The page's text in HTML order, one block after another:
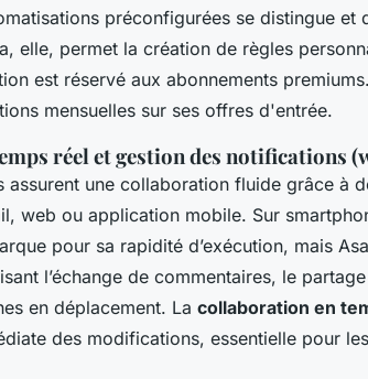
préconfigurées se distingue et
elle, permet la création de règles
est réservé aux abonnements
mensuelles sur ses offres d'entrée.
réel et gestion des notifications
assurent une collaboration fluide grâce à
web ou application mobile. Sur
pour sa rapidité d’exécution, mais
l’échange de commentaires, le
en déplacement. La collaboration en
des modifications, essentielle pour